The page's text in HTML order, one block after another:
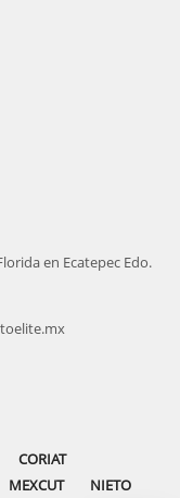
en Ecatepec Edo.
CORIAT
MEXCUT NIETO